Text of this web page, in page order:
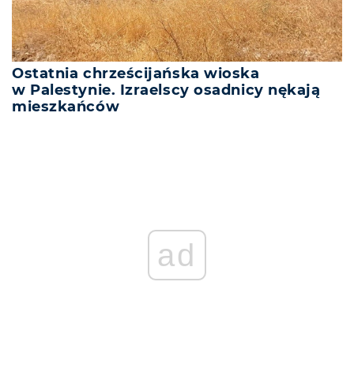
Ostatnia chrześcijańska wioska
w Palestynie. Izraelscy osadnicy nękają
mieszkańców
ad